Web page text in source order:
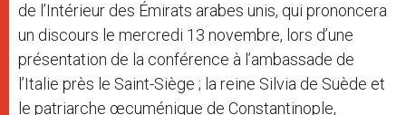
de l’Intérieur des Émirats arabes unis, qui prononcera
un discours le mercredi 13 novembre, lors d’une
présentation de la conférence à l’ambassade de
l’Italie près le Saint-Siège ; la reine Silvia de Suède et
le patriarche œcuménique de Constantinople,